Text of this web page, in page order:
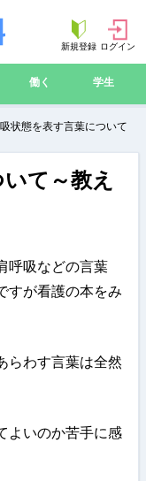
新規登録 ログイン
働く 学生
状態を表す言葉について～
て～教え
呼吸などの言葉
すが看護の本をみ
らわす言葉は全然
よいのか苦手に感